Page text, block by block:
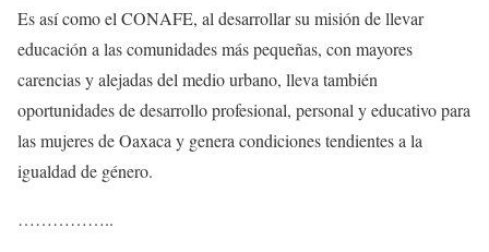
Es así como el CONAFE, al desarrollar su misión de llevar
educación a las comunidades más pequeñas, con mayores
carencias y alejadas del medio urbano, lleva también
oportunidades de desarrollo profesional, personal y educativo para
las mujeres de Oaxaca y genera condiciones tendientes a la
igualdad de género.
……………..